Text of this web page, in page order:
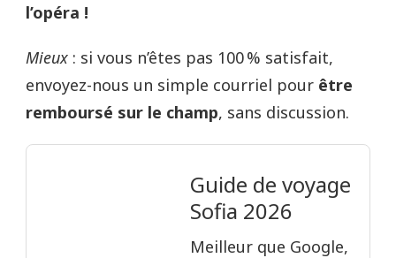
l’opéra !
Mieux : si vous n’êtes pas 100 % satisfait,
envoyez-nous un simple courriel pour être
remboursé sur le champ, sans discussion.
Guide de voyage
Sofia 2026
Meilleur que Google,